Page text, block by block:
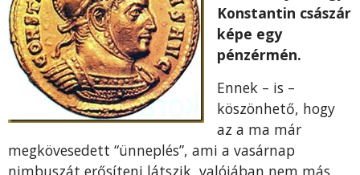
Konstantin császár
képe egy
pénzérmén.
Ennek – is –
köszönhető, hogy
az a ma már
megkövesedett “ünneplés”, ami a vasárnap
nimbuszát erősíteni látszik, valójában nem más,